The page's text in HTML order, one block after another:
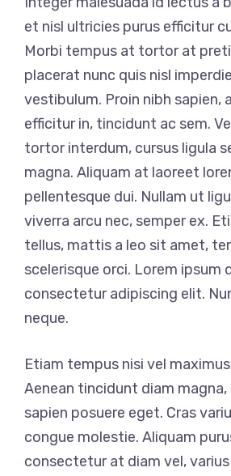
et nisl ultricies purus efficitur
Morbi tempus at tortor at
placerat nunc quis nisl
vestibulum. Proin nibh sapien,
efficitur in, tincidunt ac sem.
tortor interdum, cursus ligula
magna. Aliquam at laoreet
pellentesque dui. Nullam ut
viverra arcu nec, semper ex.
tellus, mattis a leo sit amet,
scelerisque orci. Lorem ipsum
consectetur adipiscing elit.
neque.
Etiam tempus nisi vel
Aenean tincidunt diam
sapien posuere eget. Cras
congue molestie. Aliquam
consectetur at diam vel,